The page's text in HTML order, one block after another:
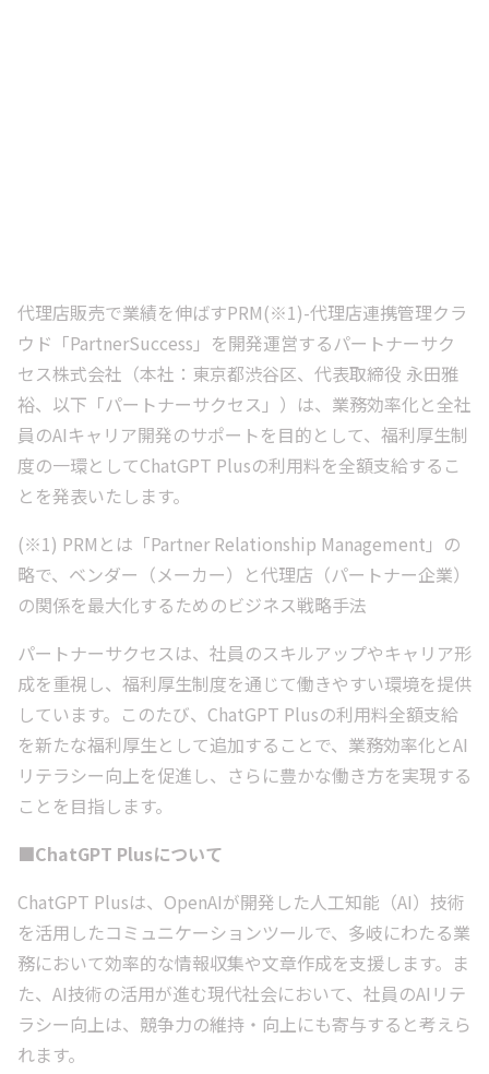
代理店販売で業績を伸ばすPRM(※1)-代理店連携管理クラ
ウド「PartnerSuccess」を開発運営するパートナーサク
セス株式会社（本社：東京都渋谷区、代表取締役 永田雅
裕、以下「パートナーサクセス」）は、業務効率化と全社
員のAIキャリア開発のサポートを目的として、福利厚生制
度の一環としてChatGPT Plusの利用料を全額支給するこ
とを発表いたします。
(※1) PRMとは「Partner Relationship Management」の
略で、ベンダー（メーカー）と代理店（パートナー企業）
の関係を最大化するためのビジネス戦略手法
パートナーサクセスは、社員のスキルアップやキャリア形
成を重視し、福利厚生制度を通じて働きやすい環境を提供
しています。このたび、ChatGPT Plusの利用料全額支給
を新たな福利厚生として追加することで、業務効率化とAI
リテラシー向上を促進し、さらに豊かな働き方を実現する
ことを目指します。
■ChatGPT Plusについて
ChatGPT Plusは、OpenAIが開発した人工知能（AI）技術
を活用したコミュニケーションツールで、多岐にわたる業
務において効率的な情報収集や文章作成を支援します。ま
た、AI技術の活用が進む現代社会において、社員のAIリテ
ラシー向上は、競争力の維持・向上にも寄与すると考えら
れます。